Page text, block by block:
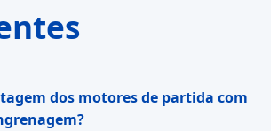
dos motores de partida com